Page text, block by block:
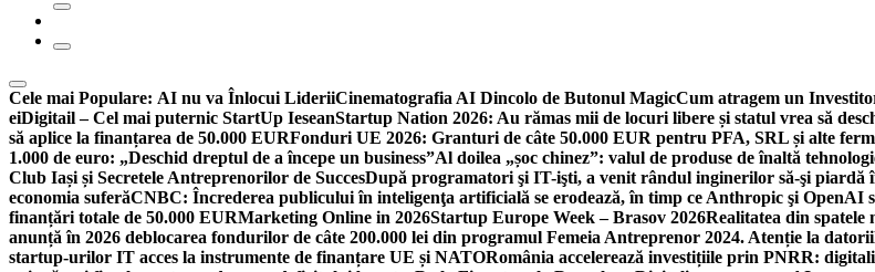
Cele mai Populare: AI nu va Înlocui LideriiCinematografia AI Dincolo de Butonul MagicCum atragem un
eiDigitail – Cel mai puternic StartUp IeseanStartup Nation 2026: Au rămas mii de locuri libere și statul vrea să
să aplice la finanțarea de 50.000 EURFonduri UE 2026: Granturi de câte 50.000 EUR pentru PFA, SRL și alte
1.000 de euro: „Deschid dreptul de a începe un business”Al doilea „șoc chinez”: valul de produse de înaltă
Club Iași și Secretele Antreprenorilor de SuccesDupă programatori şi IT-işti, a venit rândul inginerilor să-şi piardă
economia suferăCNBC: Încrederea publicului în inteligenţa artificială se erodează, în timp ce Anthropic şi OpenAI
finanțări totale de 50.000 EURMarketing Online in 2026Startup Europe Week – Brasov 2026Realitatea din spatele
anunță în 2026 deblocarea fondurilor de câte 200.000 lei din programul Femeia Antreprenor 2024. Atenție la
startup-urilor IT acces la instrumente de finanțare UE și NATORomânia accelerează investițiile prin PNRR: